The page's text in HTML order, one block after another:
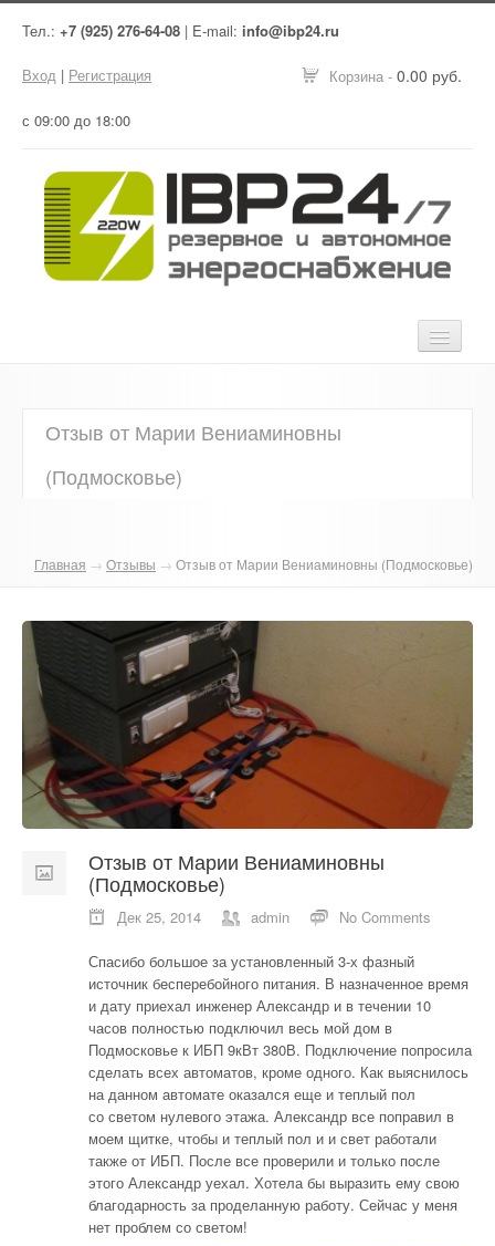
Тел.: +7 (925) 276-64-08 | E-mail: info@ibp24.ru
Корзина - 0.00 руб.
Вход | Регистрация
с 09:00 до 18:00
Оборудование
Услуги
Контакты
Отзыв от Марии Вениаминовны
(Подмосковье)
Главная → Отзывы → Отзыв от Марии Вениаминовны (Подмосковье)
Отзыв от Марии Вениаминовны
(Подмосковье)
Дек 25, 2014 admin No Comments
Спасибо большое за установленный 3-х фазный
источник бесперебойного питания. В назначенное время
и дату приехал инженер Александр и в течении 10
часов полностью подключил весь мой дом в
Подмосковье к ИБП 9кВт 380В. Подключение попросила
сделать всех автоматов, кроме одного. Как выяснилось
на данном автомате оказался еще и теплый пол
со светом нулевого этажа. Александр все поправил в
моем щитке, чтобы и теплый пол и и свет работали
также от ИБП. После все проверили и только после
этого Александр уехал. Хотела бы выразить ему свою
благодарность за проделанную работу. Сейчас у меня
нет проблем со светом!